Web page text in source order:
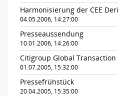
Harmonisierung der CEE
04.05.2006, 14:27:00
Presseaussendung
10.01.2006, 14:26:00
Citigroup Global Transaction
01.07.2005, 15:32:00
Pressefrühstück
20.04.2005, 15:35:00